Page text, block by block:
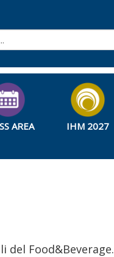
AREA IHM 2027
del Food&Beverage.